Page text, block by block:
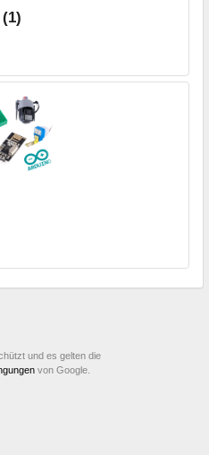
(1)
und es gelten die
von Google.